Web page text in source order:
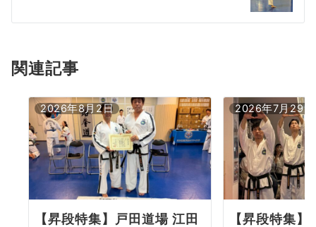
ョ
ン
関連記事
2026年8月2日
【昇段特集】戸田道場 江田
2026年7月29日
【昇段特集